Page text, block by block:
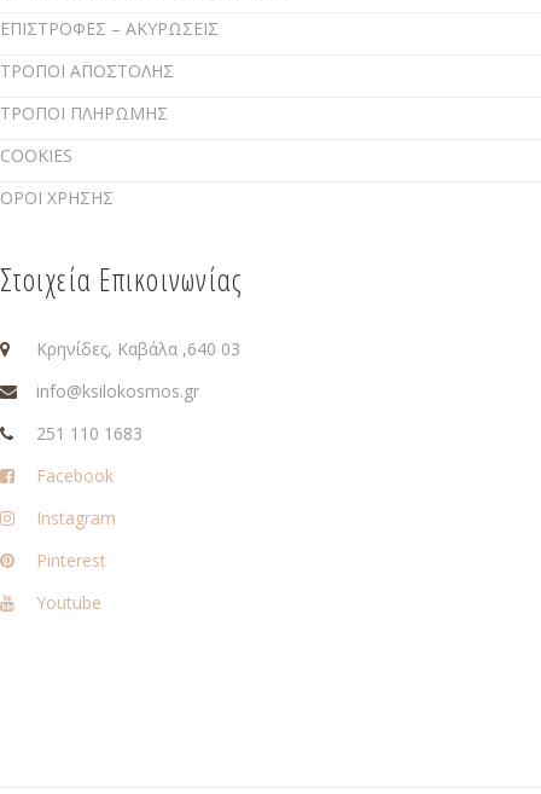
ΕΠΙΣΤΡΟΦΕΣ – ΑΚΥΡΩΣΕΙΣ
ΤΡΟΠΟΙ ΑΠΟΣΤΟΛΗΣ
ΤΡΟΠΟΙ ΠΛΗΡΩΜΗΣ
COOKIES
ΟΡΟΙ ΧΡΗΣΗΣ
Στοιχεία Επικοινωνίας
Κρηνίδες, Καβάλα ,640 03
info@ksilokosmos.gr
251 110 1683
Facebook
Instagram
Pinterest
Youtube